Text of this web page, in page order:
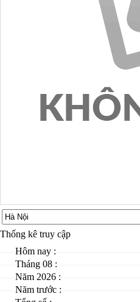
Thống kê truy cập
Hôm nay :
Tháng 08 :
Năm 2026 :
Năm trước :